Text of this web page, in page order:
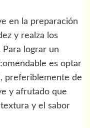
en la preparación
y realza los
Para lograr un
es optar
preferiblemente de
y afrutado que
y el sabor